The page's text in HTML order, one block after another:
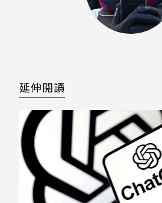
延伸閱讀